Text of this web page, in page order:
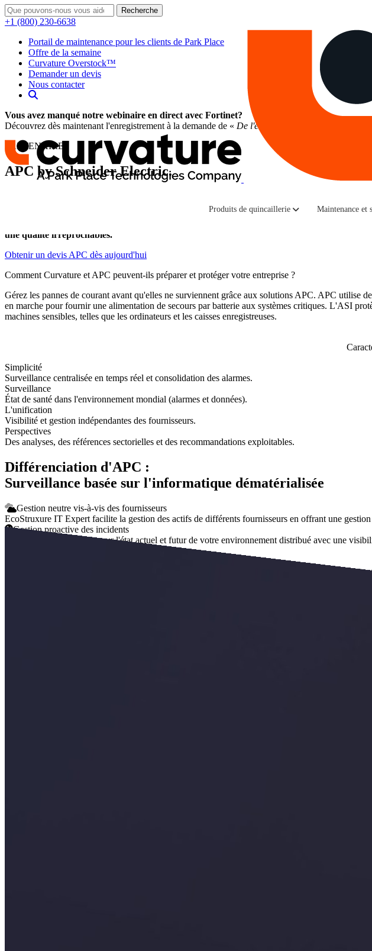
Recherche
+1 (800) 230-6638
Portail de maintenance pour les clients de Park Place
Offre de la semaine
Curvature Overstock™
Demander un devis
Nous contacter
Produits de quincaillerie Maintenance et
Vous avez manqué notre webinaire en direct avec Fortinet?
Découvrez dès maintenant l'enregistrement à la demande de « De l'engouement pour l'IA à la
PARTENAIRES
APC by Schneider Electric.
une qualité irréprochables.
Obtenir un devis APC dès aujourd'hui
Comment Curvature et APC peuvent-ils préparer et protéger votre entreprise ?
Gérez les pannes de courant avant qu'elles ne surviennent grâce aux solutions APC. APC utilise
en marche pour fournir une alimentation de secours par batterie aux systèmes critiques. L'ASI
machines sensibles, telles que les ordinateurs et les caisses enregistreuses.
Simplicité
Surveillance centralisée en temps réel et consolidation des alarmes.
Surveillance
État de santé dans l'environnement mondial (alarmes et données).
L'unification
Visibilité et gestion indépendantes des fournisseurs.
Perspectives
Des analyses, des références sectorielles et des recommandations exploitables.
Différenciation d'APC :
Surveillance basée sur l'informatique dématérialisée
Gestion neutre vis-à-vis des fournisseurs
EcoStruxure IT Expert facilite la gestion des actifs de différents fournisseurs en offrant une gestion
Gestion proactive des incidents
Obtenez des informations sur l'état actuel et futur de votre environnement distribué avec une
Comprendre la cause première d'un problème en supprimant les tempêtes d'alarmes et en
EcoStruxure IT est la nouvelle génération de logiciels et de services connectés IoT de
ou hybride. EcoStruxure IT se connecte en toute sécurité au Cloud de Schneider Electric, et